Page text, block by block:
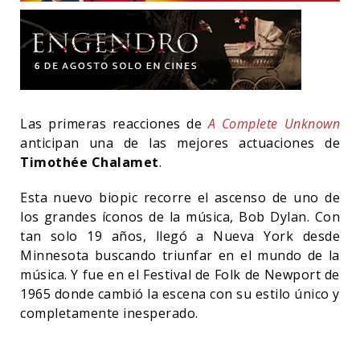
Las primeras reacciones deA Complete Unknown
anticipan una de las mejores actuaciones de
Timothée Chalamet.
Esta nuevo biopic recorre el ascenso de uno de
los grandes íconos de la música, Bob Dylan. Con
tan solo 19 años, llegó a Nueva York desde
Minnesota buscando triunfar en el mundo de la
música. Y fue en el Festival de Folk de Newport de
1965 donde cambió la escena con su estilo único y
completamente inesperado.